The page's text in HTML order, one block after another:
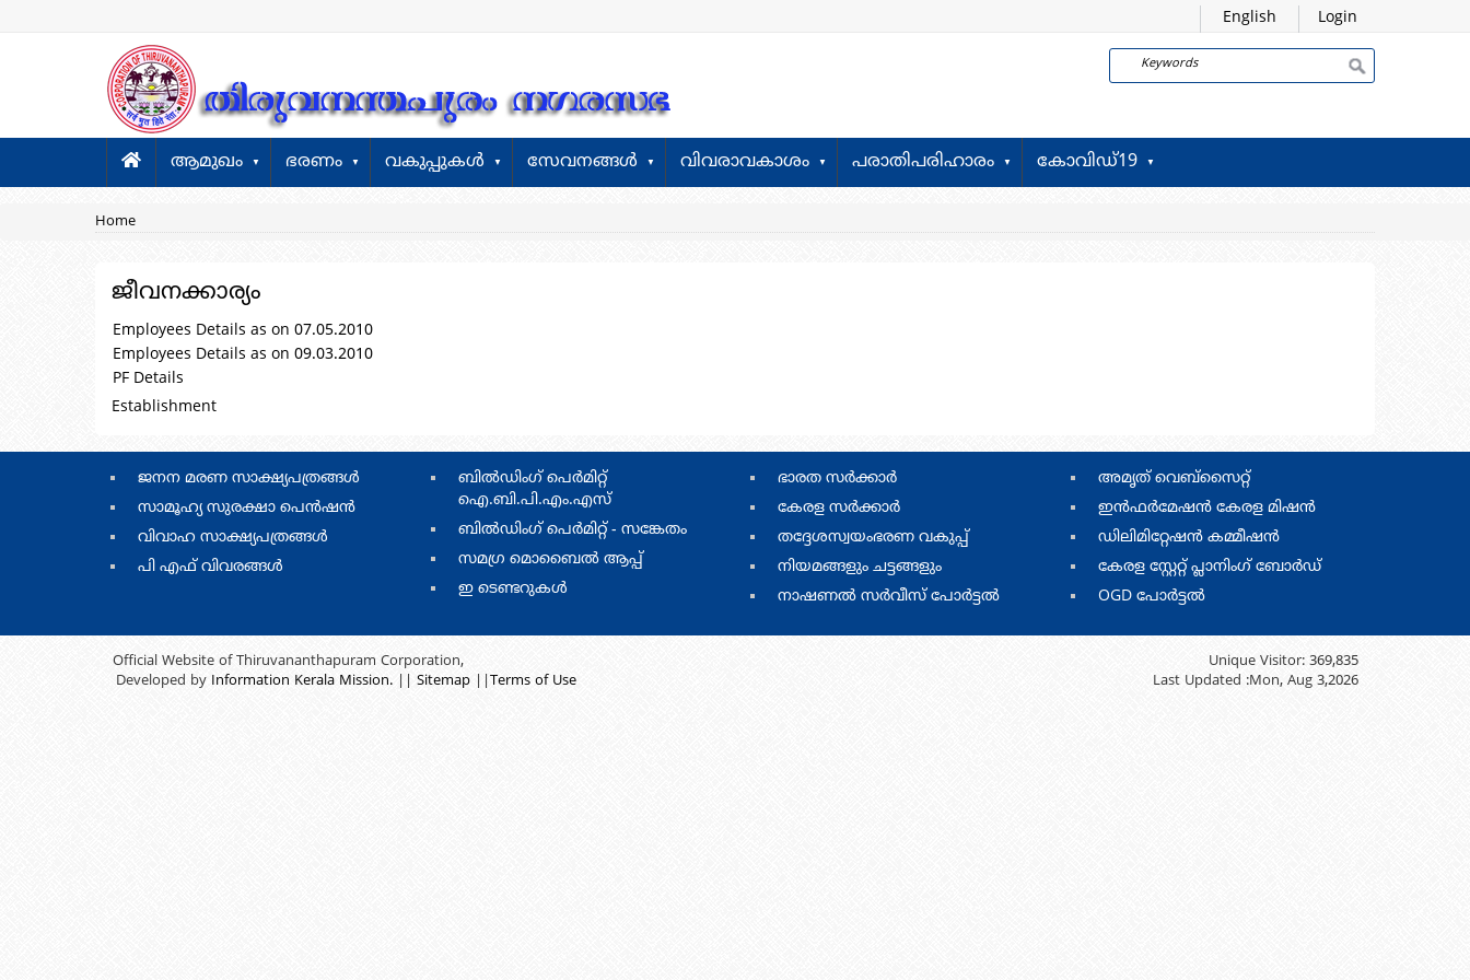
Login
English
Search
Main
navigation
ആമുഖം ഭരണം വകുപ്പുകള്‍ സേവനങ്ങൾ വിവരാവകാശം പരാതിപരിഹാരം കോവിഡ്19
Breadcrumb
Home
ജീവനക്കാര്യം
Employees Details as on 07.05.2010
Employees Details as on 09.03.2010
PF Details
Establishment
footer
menu
one
ജനന മരണ സാക്ഷ്യപത്രങ്ങള്‍
സാമൂഹ്യ സുരക്ഷാ പെന്‍ഷന്‍
വിവാഹ സാക്ഷ്യപത്രങ്ങള്‍
പി എഫ് വിവരങ്ങള്‍
Footer
menu
two
ബില്‍ഡിംഗ് പെര്‍മിറ്റ്‌
ഐ.ബി.പി.എം.എസ്
ബില്‍ഡിംഗ്‌ പെര്‍മിറ്റ്‌ - സങ്കേതം
സമഗ്ര മൊബൈല്‍ ആപ്പ്
ഇ ടെണ്ടറുകള്‍
footer
menu
three
ഭാരത സര്‍ക്കാര്‍
കേരള സര്‍ക്കാര്‍
തദ്ദേശസ്വയംഭരണ വകുപ്പ്
നിയമങ്ങളും ചട്ടങ്ങളും
നാഷണൽ സർവീസ് പോർട്ടൽ
footer
menu
four
അമ‍ൃത് വെബ്സൈറ്റ്
ഇന്‍ഫര്‍മേഷന്‍ കേരള മിഷന്‍
ഡിലിമിറ്റേഷന്‍ കമ്മീഷന്‍
കേരള സ്റ്റേറ്റ് പ്ലാനിംഗ് ബോര്‍ഡ്
OGD പോർട്ടൽ
Official Website of Thiruvananthapuram Corporation,
Developed by Information Kerala Mission. Sitemap Terms of Use
Unique Visitor: 369,835
Last Updated :Mon, Aug 3,2026